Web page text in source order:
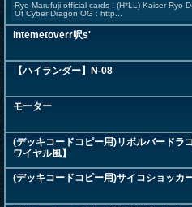
Ryo Marufuji official cards . (H*LL) Kaiser Ryo
Of Cyber Dragon OG : http...
intemetoverr呎s'
【ハイランダー】N-08
モーター
(デッキコードコピー用)リボルバードラ
ワイヤル風】
(デッキコードコピー用)サイコショッカ